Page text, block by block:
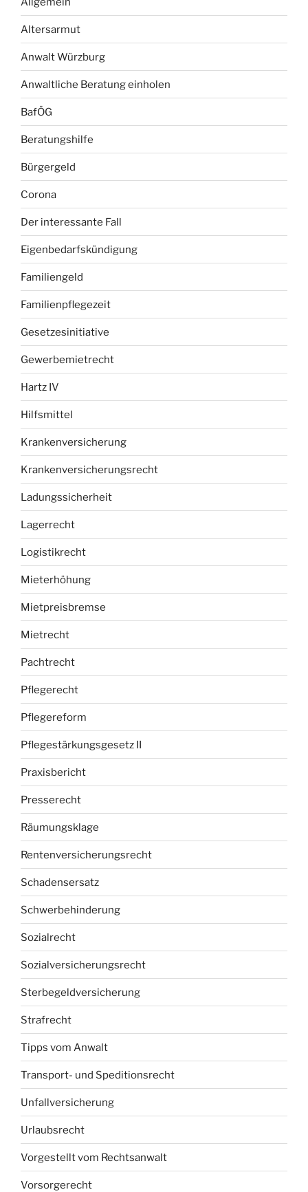
Altersarmut
Anwalt Würzburg
Anwaltliche Beratung einholen
BafÖG
Beratungshilfe
Bürgergeld
Corona
Der interessante Fall
Eigenbedarfskündigung
Familiengeld
Familienpflegezeit
Gesetzesinitiative
Gewerbemietrecht
Hartz IV
Hilfsmittel
Krankenversicherung
Krankenversicherungsrecht
Ladungssicherheit
Lagerrecht
Logistikrecht
Mieterhöhung
Mietpreisbremse
Mietrecht
Pachtrecht
Pflegerecht
Pflegereform
Pflegestärkungsgesetz II
Praxisbericht
Presserecht
Räumungsklage
Rentenversicherungsrecht
Schadensersatz
Schwerbehinderung
Sozialrecht
Sozialversicherungsrecht
Sterbegeldversicherung
Strafrecht
Tipps vom Anwalt
Transport- und Speditionsrecht
Unfallversicherung
Urlaubsrecht
Vorgestellt vom Rechtsanwalt
Vorsorgerecht